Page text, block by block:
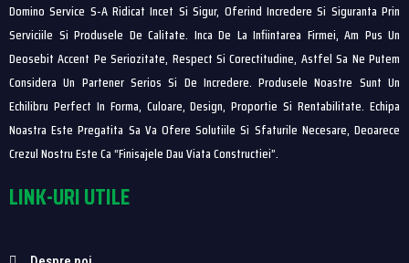
Domino Service S-A Ridicat Incet Si Sigur, Oferind Incredere Si Siguranta Prin
Serviciile Si Produsele De Calitate. Inca De La Infiintarea Firmei, Am Pus Un
Deosebit Accent Pe Seriozitate, Respect Si Corectitudine, Astfel Sa Ne Putem
Considera Un Partener Serios Si De Incredere. Produsele Noastre Sunt Un
Echilibru Perfect In Forma, Culoare, Design, Proportie Si Rentabilitate. Echipa
Noastra Este Pregatita Sa Va Ofere Solutiile Si Sfaturile Necesare, Deoarece
Crezul Nostru Este Ca “finisajele Dau Viata Constructiei”.
LINK-URI UTILE